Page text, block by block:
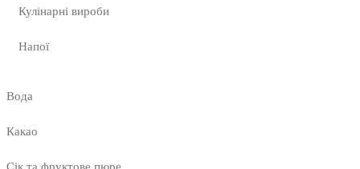
Кулінарні вироби
Напої
Вода
Какао